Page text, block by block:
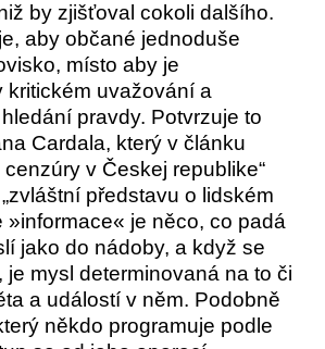
by zjišťoval cokoli dalšího.
aby občané jednoduše
místo aby je
kritickém uvažování a
pravdy. Potvrzuje to
Cardala, který v článku
cenzúry v Českej republike“
představu o lidském
»informace« je něco, co padá
jako do nádoby, a když se
je mysl determinovaná na to či
a událostí v něm. Podobně
někdo programuje podle